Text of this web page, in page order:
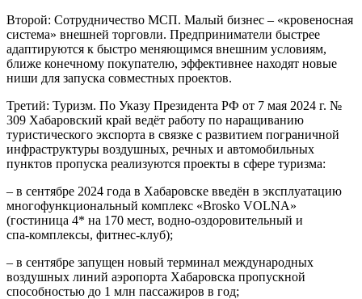
Второй: Сотрудничество МСП. Малый бизнес – «кровеносная
система» внешней торговли. Предприниматели быстрее
адаптируются к быстро меняющимся внешним условиям,
ближе конечному покупателю, эффективнее находят новые
ниши для запуска совместных проектов.
Третий: Туризм. По Указу Президента РФ от 7 мая 2024 г. №
309 Хабаровский край ведёт работу по наращиванию
туристического экспорта в связке с развитием пограничной
инфраструктуры воздушных, речных и автомобильных
пунктов пропуска реализуются проекты в сфере туризма:
– в сентябре 2024 года в Хабаровске введён в эксплуатацию
многофункциональный комплекс «Brosko VOLNA»
(гостиница 4* на 170 мест, водно‑оздоровительный и
спа‑комплексы, фитнес‑клуб);
– в сентябре запущен новый терминал международных
воздушных линий аэропорта Хабаровска пропускной
способностью до 1 млн пассажиров в год;